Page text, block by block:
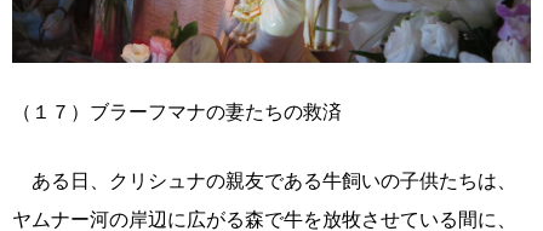
（１７）ブラーフマナの妻たちの救済
ある日、クリシュナの親友である牛飼いの子供たちは、
ヤムナー河の岸辺に広がる森で牛を放牧させている間に、